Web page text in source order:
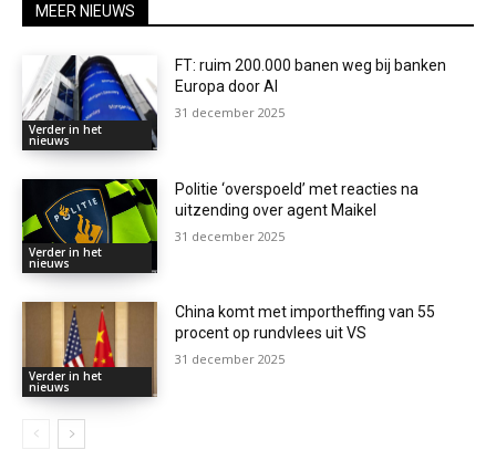
MEER NIEUWS
Verder in het
nieuws
FT: ruim 200.000 banen weg bij banken
Europa door AI
31 december 2025
Verder in het
nieuws
Politie ‘overspoeld’ met reacties na
uitzending over agent Maikel
31 december 2025
Verder in het
nieuws
China komt met importheffing van 55
procent op rundvlees uit VS
31 december 2025